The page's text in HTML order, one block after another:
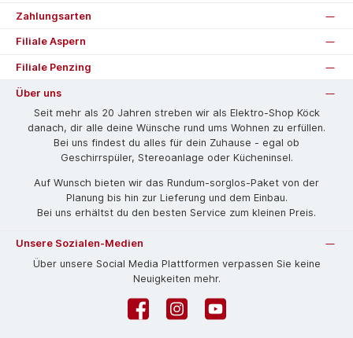
Zahlungsarten
Filiale Aspern
Filiale Penzing
Über uns
Seit mehr als 20 Jahren streben wir als Elektro-Shop Köck
danach, dir alle deine Wünsche rund ums Wohnen zu erfüllen.
Bei uns findest du alles für dein Zuhause - egal ob
Geschirrspüler, Stereoanlage oder Kücheninsel.
Auf Wunsch bieten wir das Rund­um-sorg­los-Pa­ket von der
Planung bis hin zur Lieferung und dem Einbau.
Bei uns erhältst du den besten Service zum kleinen Preis.
Unsere Sozialen-Medien
Über unsere Social Media Plattformen verpassen Sie keine
Neuigkeiten mehr.
FacebookInstagramYouTube